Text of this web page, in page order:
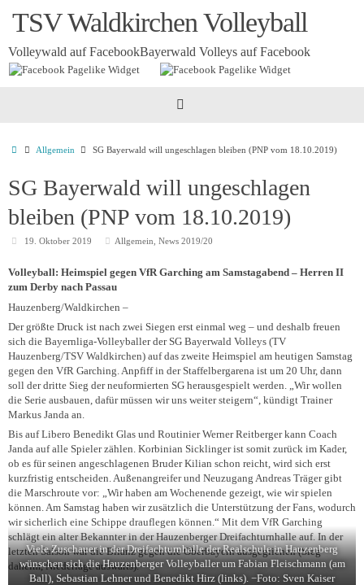
InhaltTSV Waldkirchen Volleyball
Volleywald auf FacebookBayerwald Volleys auf Facebook
Startseite
Allgemein SG Bayerwald will ungeschlagen bleiben (PNP vom 18.10.2019)
SG Bayerwald will ungeschlagen
bleiben (PNP vom 18.10.2019)
19. Oktober 2019 Allgemein ,News 2019/20
Volleyball: Heimspiel gegen VfR Garching am Samstagabend – Herren II
zum Derby nach Passau
Hauzenberg/Waldkirchen –
Der größte Druck ist nach zwei Siegen erst einmal weg – und deshalb freuen
sich die Bayernliga-Volleyballer der SG Bayerwald Volleys (TV
Hauzenberg/TSV Waldkirchen) auf das zweite Heimspiel am heutigen Samstag
gegen den VfR Garching. Anpfiff in der Staffelbergarena ist um 20 Uhr, dann
soll der dritte Sieg der neuformierten SG herausgespielt werden. „Wir wollen
die Serie ausbauen, dafür müssen wir uns weiter steigern“, kündigt Trainer
Markus Janda an.
Bis auf Libero Benedikt Glas und Routinier Werner Reitberger kann Coach
Janda auf alle Spieler zählen. Korbinian Sicklinger ist somit zurück im Kader,
ob es für seinen angeschlagenen Bruder Kilian schon reicht, wird sich erst
kurzfristig entscheiden. Außenangreifer und Neuzugang Andreas Träger gibt
die Marschroute vor: „Wir haben am Wochenende gezeigt, wie wir spielen
können. Am Samstag haben wir zusätzlich die Unterstützung der Fans, wodurch
wir sicherlich eine Schippe drauflegen können.“ Mit dem VfR Garching
schlägt ein alter Bekannter in der Hauzenberger Dreifachturnhalle auf. In der
letzten Saison war die Bilanz gegen die Oberbayern ausgeglichen (Sieg
daheim, Niederlage auswärts).
Viele Zuschauer in der Dreifachturnhalle der Realschule in Hauzenberg
wünschen sich die Hauzenberger Volleyballer um Fabian Fleischmann (am
Ball), Sebastian Lehner und Benedikt Hirz (links). −Foto: Sven Kaiser